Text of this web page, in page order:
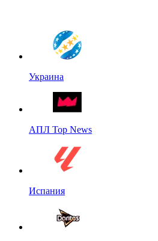
Украина
АПЛ Top News
Испания